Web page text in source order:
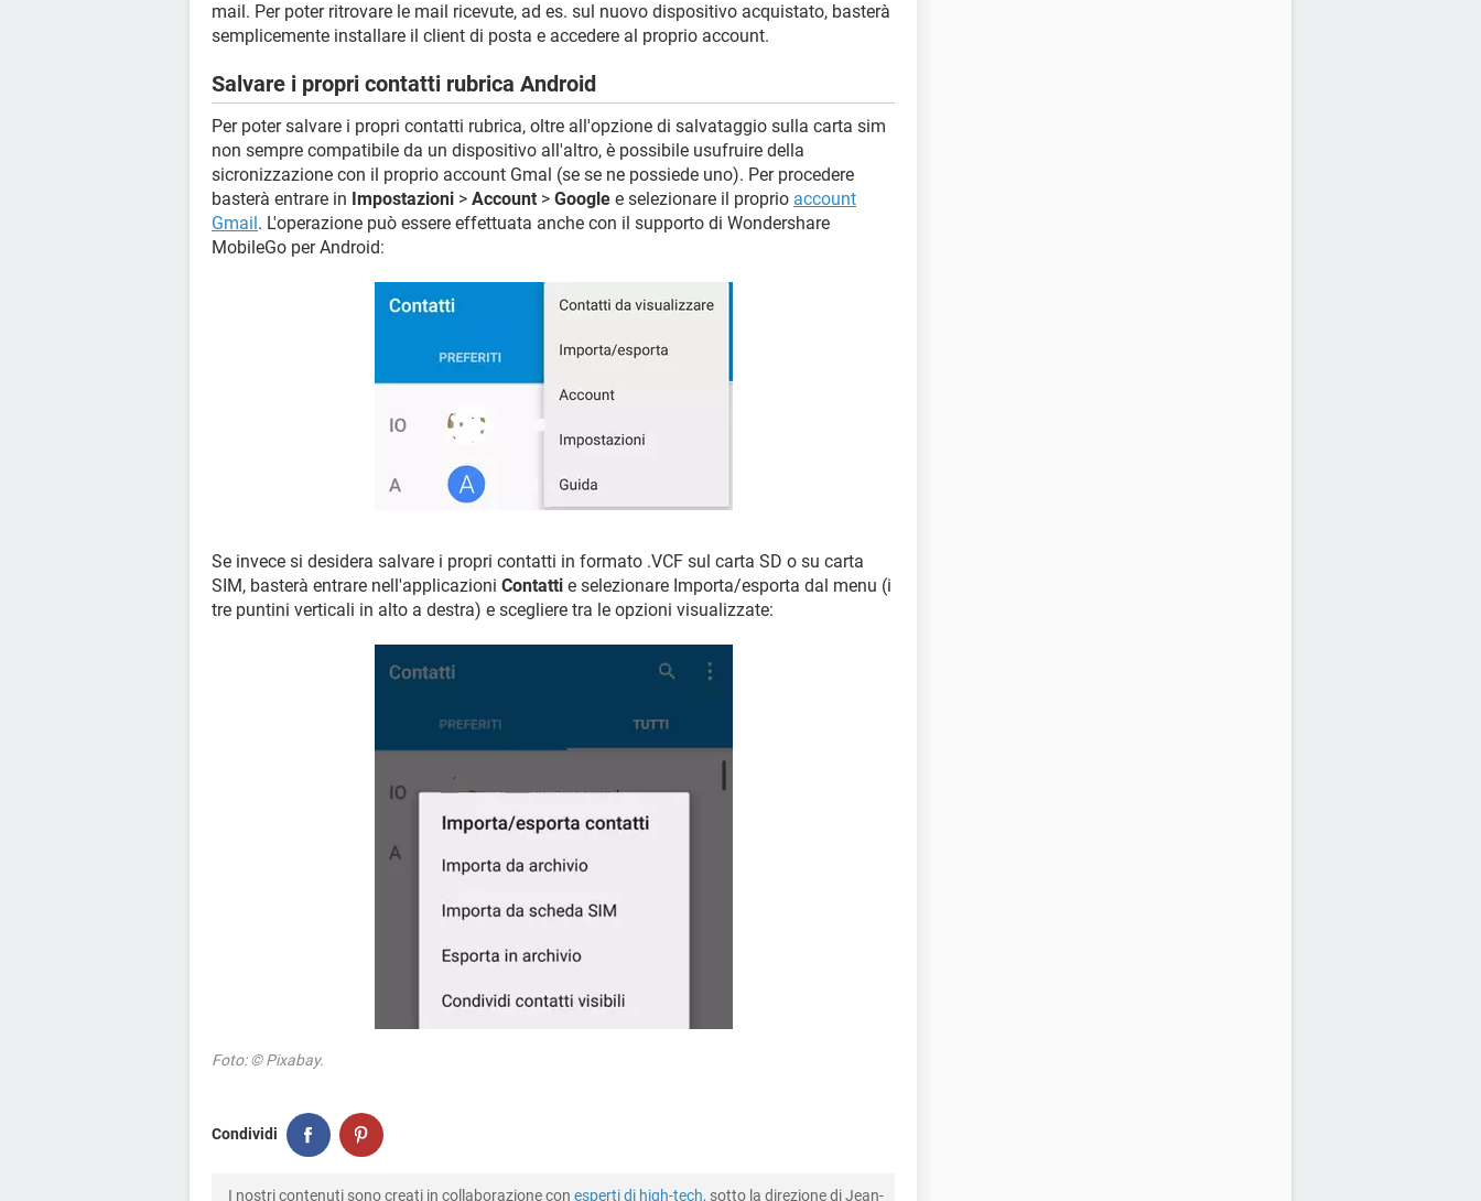
mail. Per poter ritrovare le mail ricevute, ad es. sul nuovo dispositivo acquistato, basterà
semplicemente installare il client di posta e accedere al proprio account.
Salvare i propri contatti rubrica Android
Per poter salvare i propri contatti rubrica, oltre all'opzione di salvataggio sulla carta sim
non sempre compatibile da un dispositivo all'altro, è possibile usufruire della
sicronizzazione con il proprio account Gmal (se se ne possiede uno). Per procedere
basterà entrare in Impostazioni > Account > Google e selezionare il proprio account
Gmail . L'operazione può essere effettuata anche con il supporto di Wondershare
MobileGo per Android:
Se invece si desidera salvare i propri contatti in formato .VCF sul carta SD o su carta
SIM, basterà entrare nell'applicazioni Contatti e selezionare Importa/esporta dal menu (i
tre puntini verticali in alto a destra) e scegliere tra le opzioni visualizzate:
Foto: © Pixabay.
Condividi
I nostri contenuti sono creati in collaborazione con esperti di high-tech, sotto la direzione di Jean-